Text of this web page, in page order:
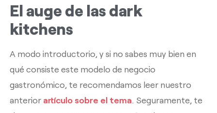
El auge de las dark
kitchens
A modo introductorio, y si no sabes muy bien en
qué consiste este modelo de negocio
gastronómico, te recomendamos leer nuestro
anterior artículo sobre el tema. Seguramente, te